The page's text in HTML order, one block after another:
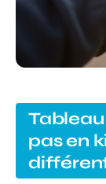
pas en